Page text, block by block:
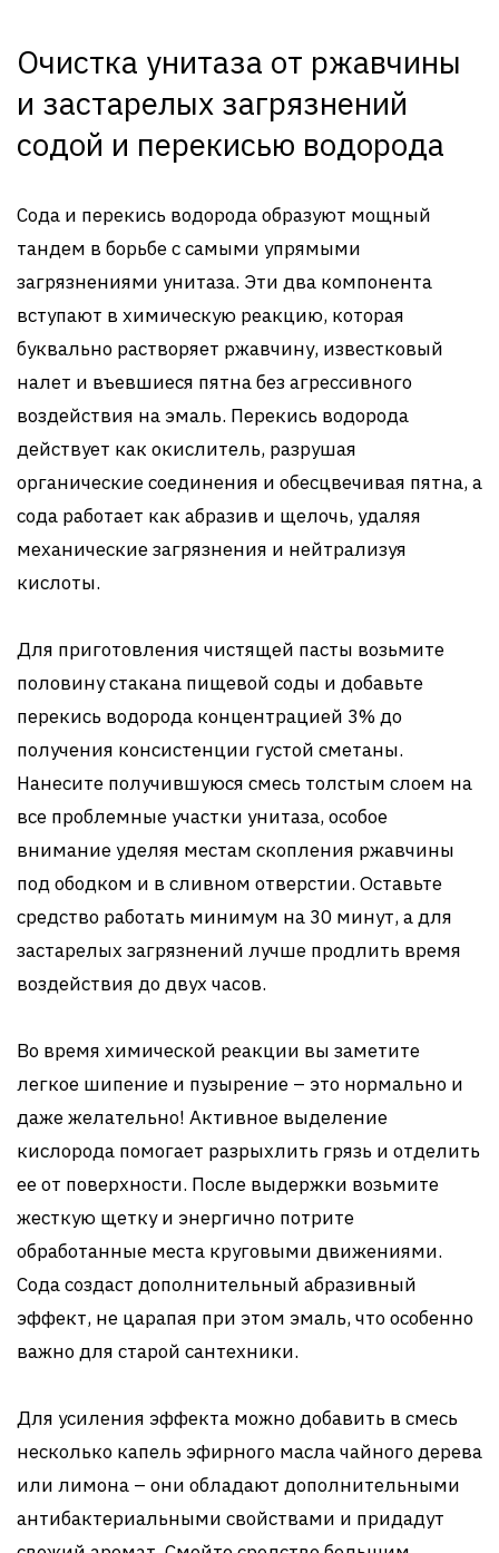
Очистка унитаза от ржавчины
и застарелых загрязнений
содой и перекисью водорода
Сода и перекись водорода образуют мощный
тандем в борьбе с самыми упрямыми
загрязнениями унитаза. Эти два компонента
вступают в химическую реакцию, которая
буквально растворяет ржавчину, известковый
налет и въевшиеся пятна без агрессивного
воздействия на эмаль. Перекись водорода
действует как окислитель, разрушая
органические соединения и обесцвечивая пятна, а
сода работает как абразив и щелочь, удаляя
механические загрязнения и нейтрализуя
кислоты.
Для приготовления чистящей пасты возьмите
половину стакана пищевой соды и добавьте
перекись водорода концентрацией 3% до
получения консистенции густой сметаны.
Нанесите получившуюся смесь толстым слоем на
все проблемные участки унитаза, особое
внимание уделяя местам скопления ржавчины
под ободком и в сливном отверстии. Оставьте
средство работать минимум на 30 минут, а для
застарелых загрязнений лучше продлить время
воздействия до двух часов.
Во время химической реакции вы заметите
легкое шипение и пузырение – это нормально и
даже желательно! Активное выделение
кислорода помогает разрыхлить грязь и отделить
ее от поверхности. После выдержки возьмите
жесткую щетку и энергично потрите
обработанные места круговыми движениями.
Сода создаст дополнительный абразивный
эффект, не царапая при этом эмаль, что особенно
важно для старой сантехники.
Для усиления эффекта можно добавить в смесь
несколько капель эфирного масла чайного дерева
или лимона – они обладают дополнительными
антибактериальными свойствами и придадут